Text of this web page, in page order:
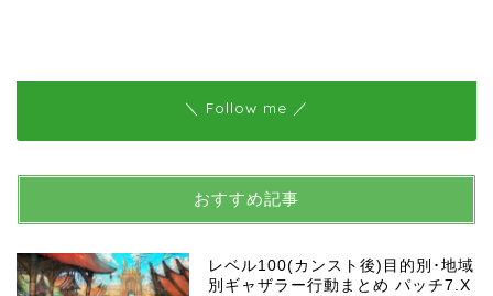
＼ Follow me ／
おすすめ記事
レベル100(カンスト後)目的別･地域
別ギャザラー行動まとめ パッチ7.X